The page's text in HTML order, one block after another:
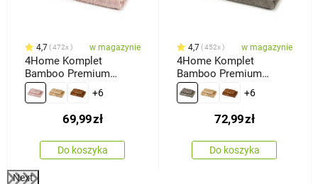
4,7 472x w magazynie
4Home Komplet
Bamboo Premium
ręczników różowy, 70 x
140 cm, 50 x 100 cm
+6
69,99zł
Do koszyka
4,7 452x w magazynie
4Home Komplet
Bamboo Premium
ręczników szary, 70 x
140 cm, 50 x 100 cm
+6
72,99zł
Do koszyka
Next